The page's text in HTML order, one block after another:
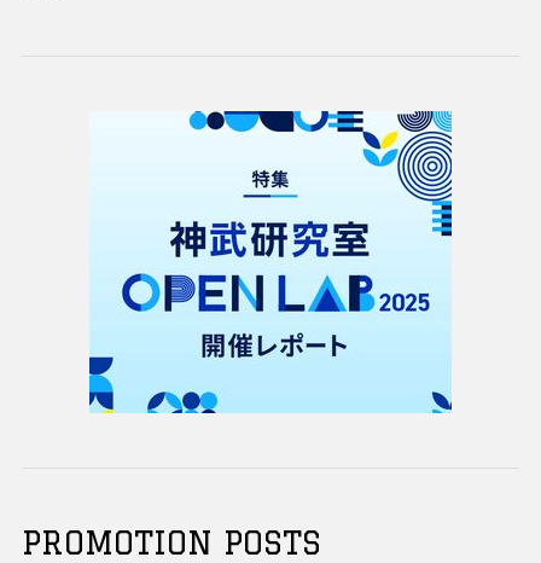
PROMOTION POSTS